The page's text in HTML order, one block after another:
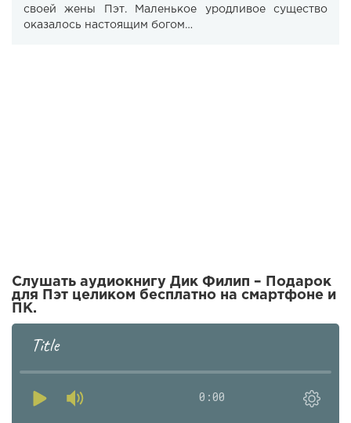
своей жены Пэт. Маленькое уродливое существо
оказалось настоящим богом…
Слушать аудиокнигу Дик Филип – Подарок
для Пэт целиком бесплатно на смартфоне и
ПК.
Title
0:00